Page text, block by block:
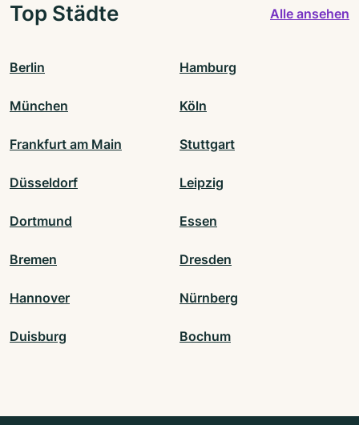
Top Städte Alle ansehen
Berlin Hamburg
München Köln
Frankfurt am Main Stuttgart
Düsseldorf Leipzig
Dortmund Essen
Bremen Dresden
Hannover Nürnberg
Duisburg Bochum